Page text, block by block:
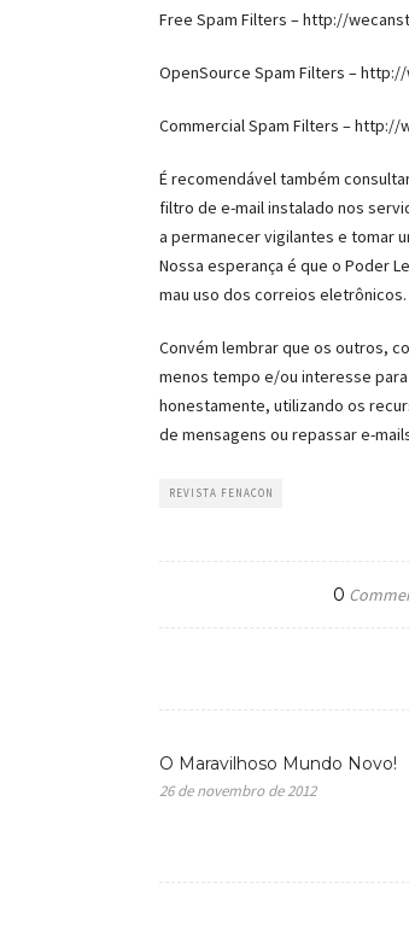
Free Spam Filters – http://
OpenSource Spam Filters –
Commercial Spam Filters –
É recomendável também
filtro de e-mail instalado nos
a permanecer vigilantes e tomar
Nossa esperança é que o Poder
mau uso dos correios eletrônicos.
Convém lembrar que os outros,
menos tempo e/ou interesse para
honestamente, utilizando os
de mensagens ou repassar e-
REVISTA FENACON
0
O Maravilhoso Mundo Novo!
26 de novembro de 2012